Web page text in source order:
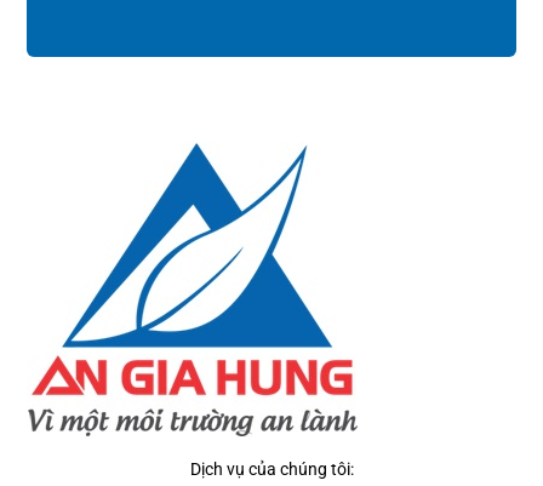
Dịch vụ của chúng tôi: